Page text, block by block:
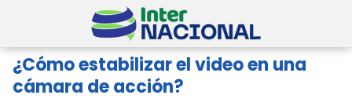
¿Cómo estabilizar el video en una
cámara de acción?